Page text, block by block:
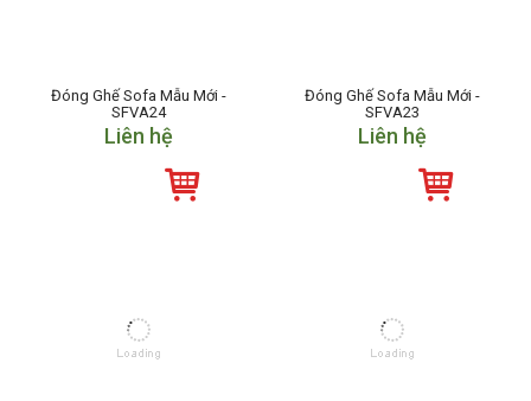
Đóng Ghế Sofa Mẫu Mới -
SFVA24
Liên hệ
Đóng Ghế Sofa Mẫu Mới -
SFVA23
Liên hệ